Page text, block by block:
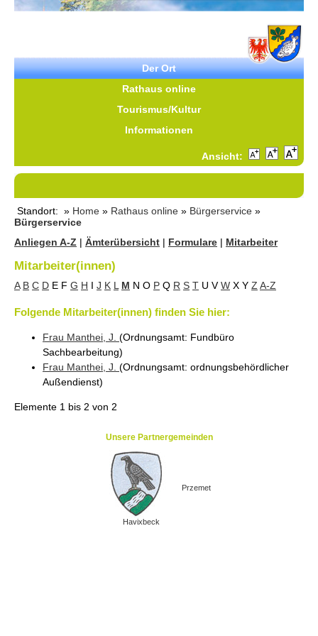
Der Ort
Rathaus online
Tourismus/Kultur
Informationen
Ansicht:
Standort: » Home » Rathaus online » Bürgerservice »
Bürgerservice
Anliegen A-Z | Ämterübersicht | Formulare | Mitarbeiter
Mitarbeiter(innen)
A B C D E F G H I J K L M N O P Q R S T U V W X Y Z A-Z
Folgende Mitarbeiter(innen) finden Sie hier:
Frau Manthei , J. (Ordnungsamt: Fundbüro
Sachbearbeitung)
Frau Manthei , J. (Ordnungsamt: ordnungsbehördlicher
Außendienst)
Elemente 1 bis 2 von 2
Unsere Partnergemeinden
Havixbeck
Przemet